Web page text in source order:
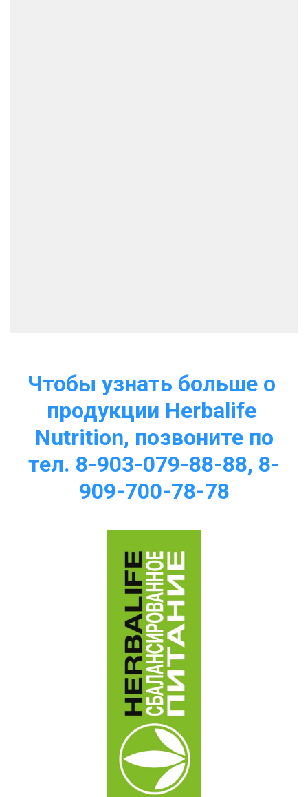
Чтобы узнать больше о
продукции Herbalife
Nutrition, позвоните по
тел. 8-903-079-88-88, 8-
909-700-78-78